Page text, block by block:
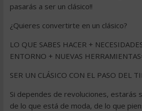
pasarás a ser un clásico!!
¿Quieres convertirte en un clásico?
LO QUE SABES HACER +
ENTORNO + NUEVAS
SER UN CLÁSICO CON EL PASO DEL
Si dependes de revoluciones, estarás
de lo que está de moda, de lo que